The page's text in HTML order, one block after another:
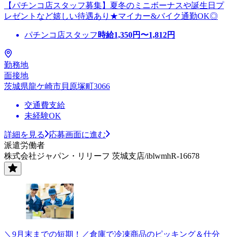
【パチンコ店スタッフ募集】夏冬のミニボーナスや誕生日プ
レゼントなど嬉しい待遇あり★マイカー&バイク通勤OK◎
パチンコ店スタッフ 時給1,350円〜1,812円
勤務地
面接地
茨城県龍ケ崎市貝原塚町3066
交通費支給
未経験OK
詳細を見る
応募画面に進む
派遣労働者
株式会社ジャパン・リリーフ 茨城支店/iblwmhR-16678
＼9月末までの短期！／倉庫で冷凍商品のピッキング＆仕分